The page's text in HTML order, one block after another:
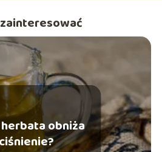
obniża
ciśnienie?